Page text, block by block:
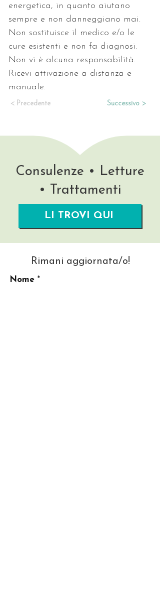
energetica, in quanto aiutano
sempre e non danneggiano mai.
Non sostituisce il medico e/o le
cure esistenti e non fa diagnosi.
Non vi è alcuna responsabilità.
Ricevi attivazione a distanza e
manuale.
< Precedente Successivo >
Consulenze • Letture
• Trattamenti
LI TROVI QUI
Rimani aggiornata/o!
Nome